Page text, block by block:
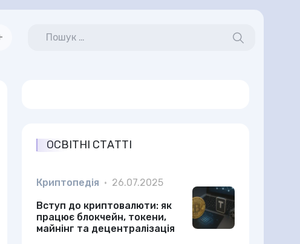
ОСВІТНІ СТАТТІ
Криптопедія • 26.07.2025
Вступ до криптовалюти: як
працює блокчейн, токени,
майнінг та децентралізація